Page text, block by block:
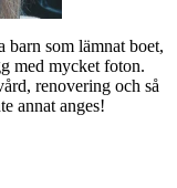
som lämnat boet,
med mycket foton.
renovering och så
annat anges!